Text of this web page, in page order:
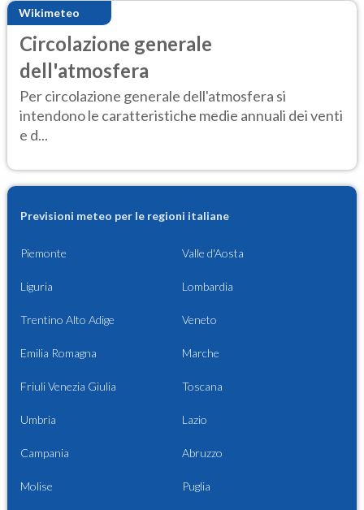
Wikimeteo
Circolazione generale
dell'atmosfera
Per circolazione generale dell'atmosfera si
intendono le caratteristiche medie annuali dei venti
e d...
Previsioni meteo per le regioni italiane
Piemonte Valle d'Aosta
Liguria Lombardia
Trentino Alto Adige Veneto
Emilia Romagna Marche
Friuli Venezia Giulia Toscana
Umbria Lazio
Campania Abruzzo
Molise Puglia